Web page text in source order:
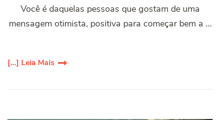
Você é daquelas pessoas que gostam de uma
mensagem otimista, positiva para começar bem a …
[...] Leia Mais